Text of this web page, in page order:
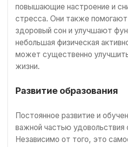
повышающие настроение и
стресса. Они также
здоровый сон и улучшают
небольшая физическая
может существенно
жизни.
Развитие образования
Постоянное развитие и
важной частью удовольствия
Независимо от того, это